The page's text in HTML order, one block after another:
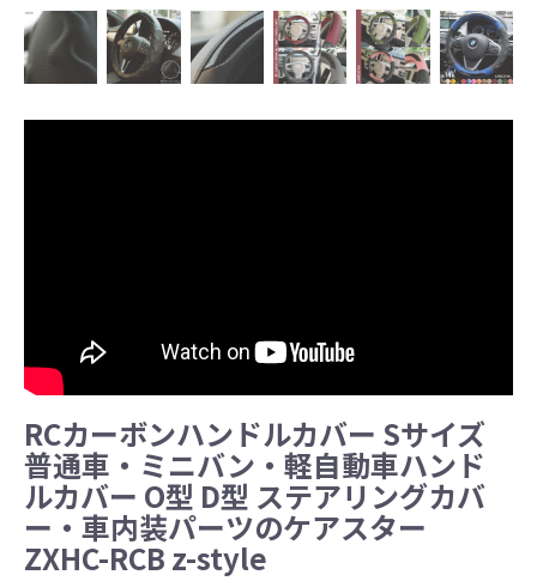
RCカーボンハンドルカバー Sサイズ
普通車・ミニバン・軽自動車ハンド
ルカバー O型 D型 ステアリングカバ
ー・車内装パーツのケアスター
ZXHC-RCB z-style